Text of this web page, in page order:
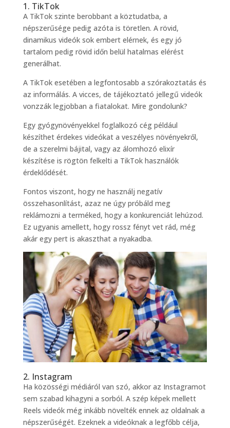
1. TikTok
A TikTok szinte berobbant a köztudatba, a
népszerűsége pedig azóta is töretlen. A rövid,
dinamikus videók sok embert elérnek, és egy jó
tartalom pedig rövid időn belül hatalmas elérést
generálhat.
A TikTok esetében a legfontosabb a szórakoztatás és
az informálás. A vicces, de tájékoztató jellegű videók
vonzzák legjobban a fiatalokat. Mire gondolunk?
Egy gyógynövényekkel foglalkozó cég például
készíthet érdekes videókat a veszélyes növényekről,
de a szerelmi bájital, vagy az álomhozó elixír
készítése is rögtön felkelti a TikTok használók
érdeklődését.
Fontos viszont, hogy ne használj negatív
összehasonlítást, azaz ne úgy próbáld meg
reklámozni a terméked, hogy a konkurenciát lehúzod.
Ez ugyanis amellett, hogy rossz fényt vet rád, még
akár egy pert is akaszthat a nyakadba.
2. Instagram
Ha közösségi médiáról van szó, akkor az Instagramot
sem szabad kihagyni a sorból. A szép képek mellett
Reels videók még inkább növelték ennek az oldalnak a
népszerűségét. Ezeknek a videóknak a legfőbb célja,